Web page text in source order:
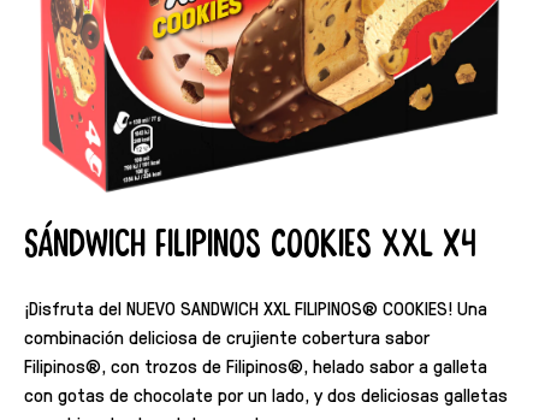
Sándwich Filipinos Cookies XXL x4
¡Disfruta del NUEVO SANDWICH XXL FILIPINOS® COOKIES! Una
combinación deliciosa de crujiente cobertura sabor
Filipinos®, con trozos de Filipinos®, helado sabor a galleta
con gotas de chocolate por un lado, y dos deliciosas galletas